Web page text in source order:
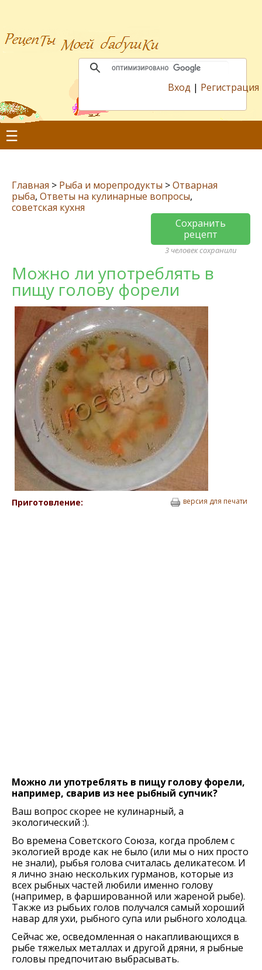
Вход | Регистрация
☰
Главная > Рыба и морепродукты >Отварная
рыба, Ответы на кулинарные вопросы,
советская кухня
Сохранить
рецепт
3 человек сохранили
Можно ли употреблять в
пищу голову форели
Приготовление: версия для печати
Можно ли употреблять в пищу голову форели,
например, сварив из нее рыбный супчик?
Ваш вопрос скорее не кулинарный, а
экологический :).
Во времена Советского Союза, когда проблем с
экологией вроде как не было (или мы о них просто
не знали), рыбья голова считалась деликатесом. И
я лично знаю нескольких гурманов, которые из
всех рыбных частей любили именно голову
(например, в фаршированной или жареной рыбе).
Также из рыбьих голов получался самый хороший
навар для ухи, рыбного супа или рыбного холодца.
Сейчас же, осведомленная о накапливающихся в
рыбе тяжелых металлах и другой дряни, я рыбные
головы предпочитаю выбрасывать.